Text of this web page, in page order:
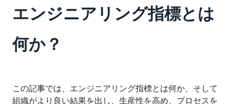
エンジニアリング指標とは
何か？
この記事では、エンジニアリング指標とは何か、そして
組織がより良い結果を出し、生産性を高め、プロセスを